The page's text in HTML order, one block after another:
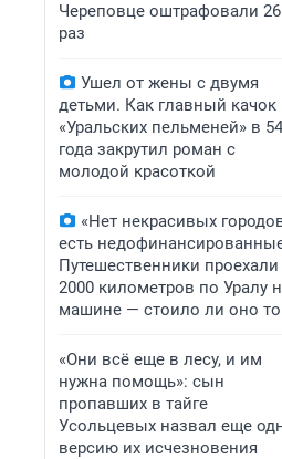
Череповце оштрафовали 26
раз
Ушел от жены с двумя
детьми. Как главный качок
«Уральских пельменей» в 54
года закрутил роман с
молодой красоткой
«Нет некрасивых
есть
Путешественники проехали
2000 километров по Уралу
машине — стоило ли оно
«Они всё еще в лесу, и им
нужна помощь»: сын
пропавших в тайге
Усольцевых назвал еще
версию их исчезновения